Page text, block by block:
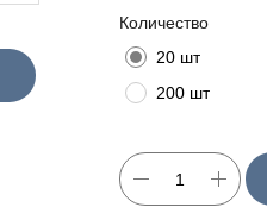
Количество
20 шт
200 шт
КАТАЛОГ
Отдушки